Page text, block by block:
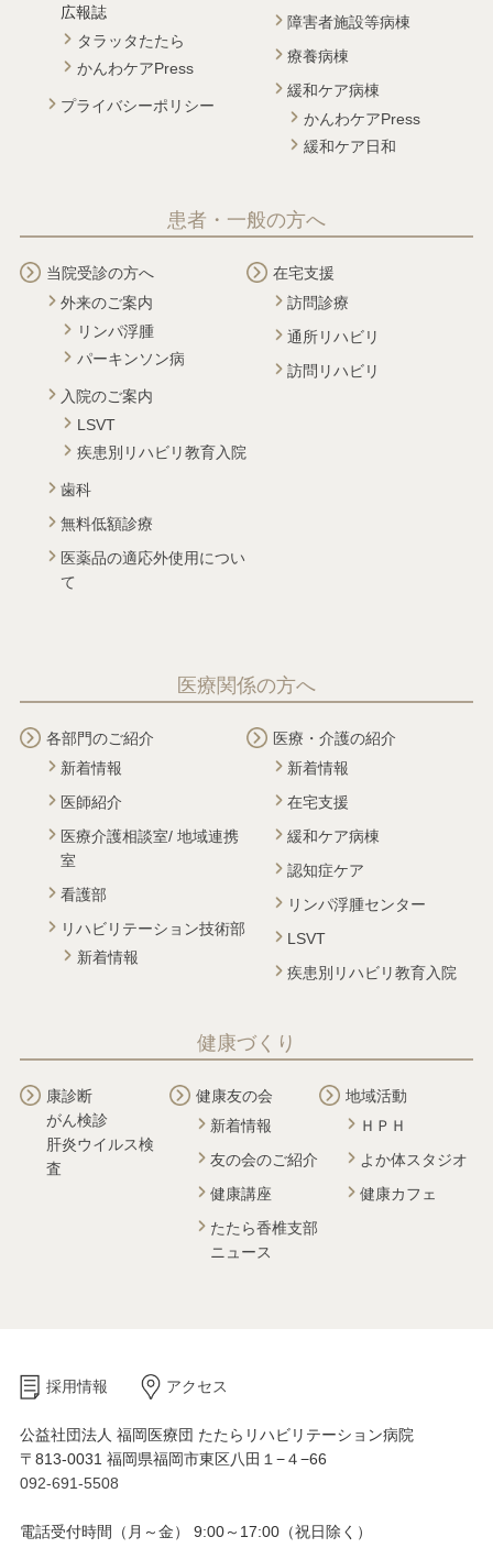
広報誌
タラッタたたら
かんわケアPress
プライバシーポリシー
障害者施設等病棟
療養病棟
緩和ケア病棟
かんわケアPress
緩和ケア日和
患者・一般の方へ
当院受診の方へ
外来のご案内
リンパ浮腫
パーキンソン病
入院のご案内
LSVT
疾患別リハビリ教育入院
歯科
無料低額診療
医薬品の適応外使用につい
て
在宅支援
訪問診療
通所リハビリ
訪問リハビリ
医療関係の方へ
各部門のご紹介
新着情報
医師紹介
医療介護相談室/ 地域連携
室
看護部
リハビリテーション技術部
新着情報
医療・介護の紹介
新着情報
在宅支援
緩和ケア病棟
認知症ケア
リンパ浮腫センター
LSVT
疾患別リハビリ教育入院
健康づくり
康診断
がん検診
肝炎ウイルス検
査
健康友の会
新着情報
友の会のご紹介
健康講座
たたら香椎支部
ニュース
地域活動
ＨＰＨ
よか体スタジオ
健康カフェ
採用情報 アクセス
公益社団法人 福岡医療団 たたらリハビリテーション病院
〒813-0031 福岡県福岡市東区八田１−４−66
092-691-5508
電話受付時間（月～金） 9:00～17:00（祝日除く）